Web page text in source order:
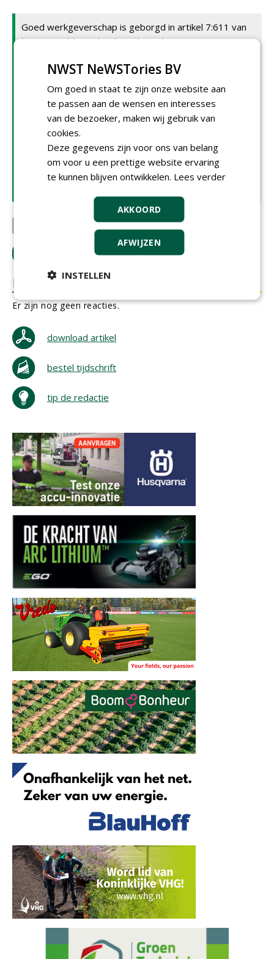
Goed werkgeverschap is geborgd in artikel 7:611 van
het Burgerlijk Wetboek. De basis bestaat uit
evenredigheid bij conflicten, het motiveren van
ingrijpende beslissingen en het wegblijven van
positiemisbruik. Ook worden in het artikel
verplichtingen beschreven zoals het waarmaken van
verwachtingen, gelijke behandeling van werknemers en
een behoorlijke verzekering, zoals tegen ongevallen.
Buiten deze wettelijke basis kunnen bedrijven ook op
andere manieren hun goede werkgeverschap laten
SIGHT Landscaping b.v.
met je e-mailadres om te reageren.
REACTIES
Er zijn nog geen reacties.
download artikel
bestel tijdschrift
tip de redactie
NWST NeWSTories BV
Om goed in staat te zijn onze website aan
te passen aan de wensen en interesses
van de bezoeker, maken wij gebruik van
cookies.
Deze gegevens zijn voor ons van belang
om voor u een prettige website ervaring
te kunnen blijven ontwikkelen. Lees verder
AKKOORD
AFWIJZEN
INSTELLEN